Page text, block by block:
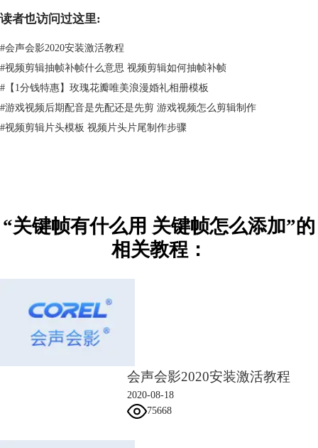
1.在视频中创建背景，这里我选择的是淡蓝色的纯色背景。
读者也访问过这里:
#会声会影2020安装激活教程
#视频剪辑抽帧补帧什么意思 视频剪辑如何抽帧补帧
# 【1分钱特惠】玫瑰花瓣唯美浪漫婚礼相册模板
#游戏视频后期配音是先配还是先剪 游戏视频怎么剪辑制作
#视频剪辑片头模板 视频片头片尾制作步骤
“关键帧有什么用 关键帧怎么添加”的
相关教程：
会声会影2020安装激活教程
2020-08-18
75668